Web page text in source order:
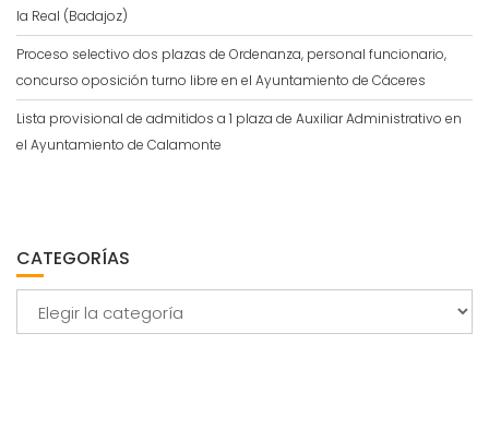
la Real (Badajoz)
Proceso selectivo dos plazas de Ordenanza, personal funcionario,
concurso oposición turno libre en el Ayuntamiento de Cáceres
Lista provisional de admitidos a 1 plaza de Auxiliar Administrativo en
el Ayuntamiento de Calamonte
CATEGORÍAS